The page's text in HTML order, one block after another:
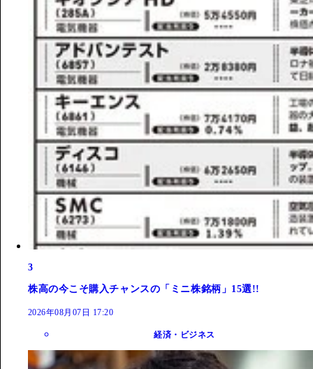
3
株高の今こそ購入チャンスの「ミニ株銘柄」15選!!
2026年08月07日 17:20
経済・ビジネス